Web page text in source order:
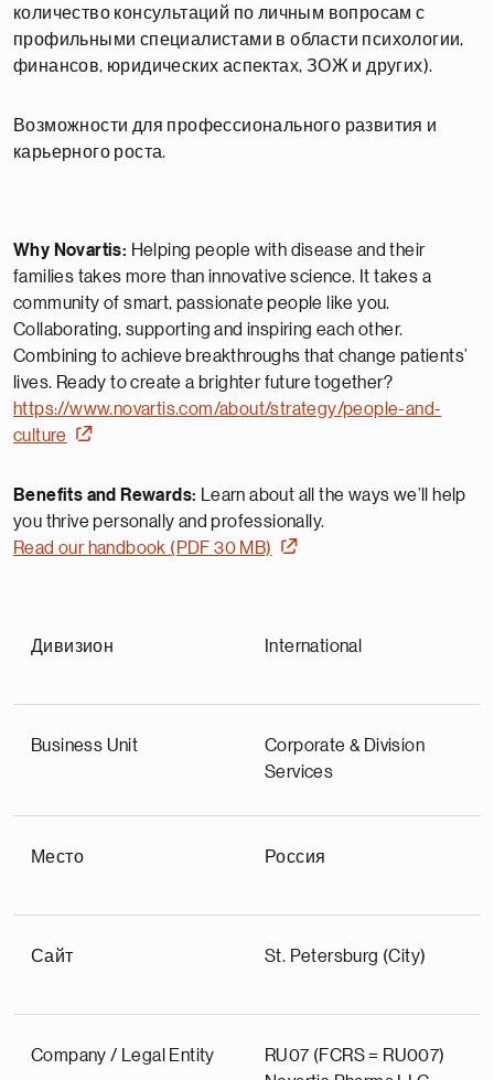
количество консультаций по личным вопросам с
профильными специалистами в области психологии,
финансов, юридических аспектах, ЗОЖ и других).
Возможности для профессионального развития и
карьерного роста.
Why Novartis: Helping people with disease and their
families takes more than innovative science. It takes a
community of smart, passionate people like you.
Collaborating, supporting and inspiring each other.
Combining to achieve breakthroughs that change patients’
lives. Ready to create a brighter future together?
https://www.novartis.com/about/strategy/people-and-
culture
Benefits and Rewards: Learn about all the ways we’ll help
you thrive personally and professionally.
Read our handbook (PDF 30 MB)
Дивизион International
Business Unit
Corporate & Division
Services
Место Россия
Сайт St. Petersburg (City)
Company / Legal Entity
RU07 (FCRS = RU007)